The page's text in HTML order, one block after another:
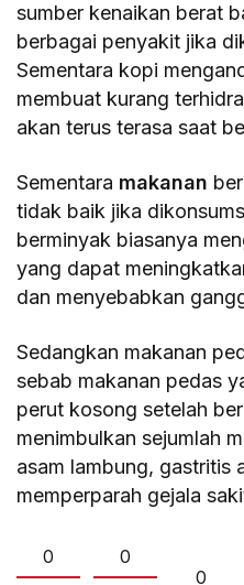
sumber kenaikan berat
berbagai penyakit jika
Sementara kopi
membuat kurang
akan terus terasa saat
Sementara makanan
tidak baik jika
berminyak biasanya
yang dapat
dan menyebabkan
Sedangkan makanan
sebab makanan pedas
perut kosong setelah
menimbulkan sejumlah
asam lambung, gastritis
memperparah gejala
0
0
0